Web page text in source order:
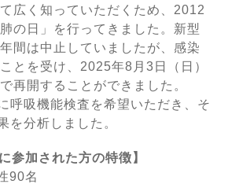
広く知っていただくため、 2012
の日」を行ってきました。新型
間は中止していましたが、感染
とを受け、 2025年8 月 3 日（日）
再開することができました。
呼吸機能検査を希望いただき、そ
を分析しました。
参加された方の特徴】
90名